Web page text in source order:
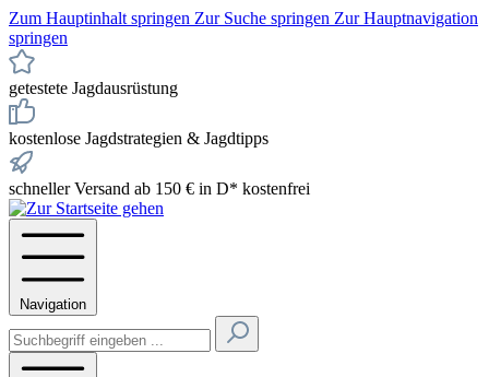
Zum Hauptinhalt springen Zur Suche springen Zur Hauptnavigation
springen
getestete Jagdausrüstung
kostenlose Jagdstrategien & Jagdtipps
schneller Versand ab 150 € in D* kostenfrei
Navigation